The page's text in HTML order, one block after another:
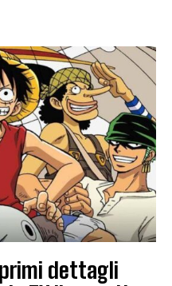
dettagli